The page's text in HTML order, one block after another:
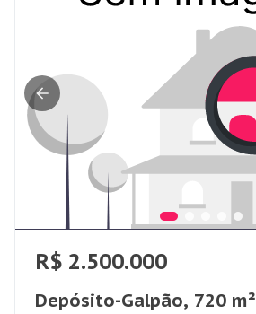
R$ 2.500.000
Depósito-Galpão, 720 m²